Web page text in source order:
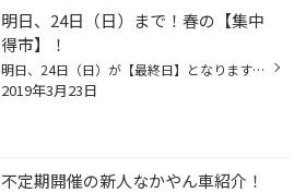
明日、24日（日）まで！春の【集中
得市】！
明日、24日（日）が【最終日】となります！ 季節は暖かくなり春らしくなってきましたね♪ 冬が終わりスタッドレスタイヤを脱ぐタイミングで 夏タイヤを新しく購入される方が多い季節ですので、 皆様に得をしていただきたいので、当店はお得な集中得市を開催中(*´▽｀*) 大好評REGNO GR-XIIやPOTENZAな...
2019年3月23日
不定期開催の新人なかやん車紹介！